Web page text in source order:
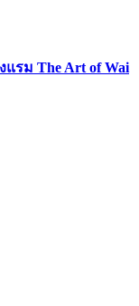
รม The Art of Wai